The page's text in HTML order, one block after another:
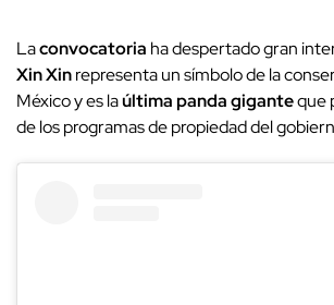
Laconvocatoria ha despertado gran
Xin Xinrepresenta un símbolo de la
México y es laúltima panda giganteque
de los programas de propiedad del